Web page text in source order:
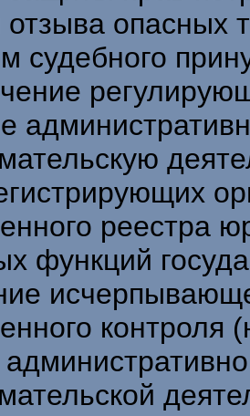
опасных
судебного
реестра
функций
контроля